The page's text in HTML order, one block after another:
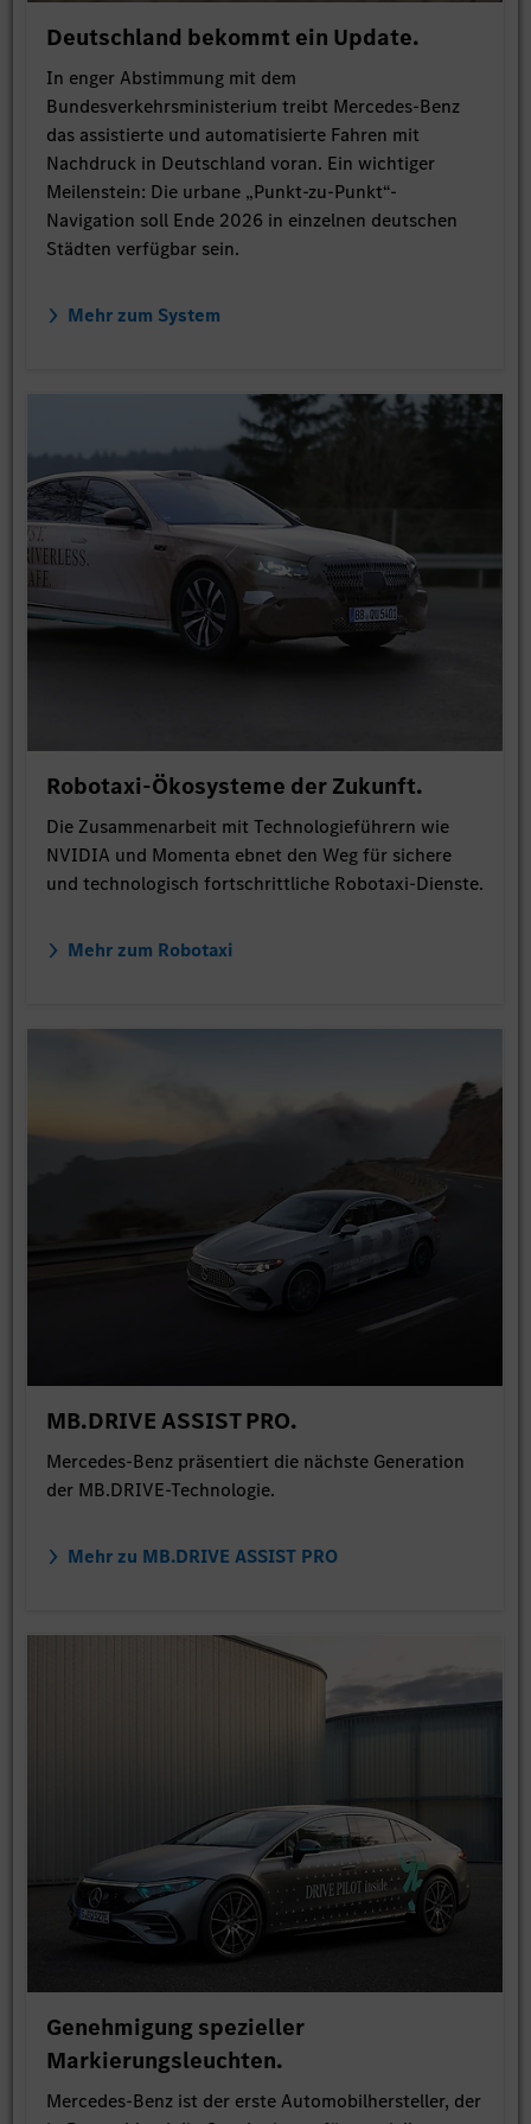
Deutschland bekommt ein Update.
In enger Abstimmung mit dem
Bundesverkehrsministerium treibt Mercedes-Benz
das assistierte und automatisierte Fahren mit
Nachdruck in Deutschland voran. Ein wichtiger
Meilenstein: Die urbane „Punkt-zu-Punkt“-
Navigation soll Ende 2026 in einzelnen deutschen
Städten verfügbar sein.
Mehr zum System
Robotaxi-Ökosysteme der Zukunft.
Die Zusammenarbeit mit Technologieführern wie
NVIDIA und Momenta ebnet den Weg für sichere
und technologisch fortschrittliche Robotaxi-Dienste.
Mehr zum Robotaxi
MB.DRIVE ASSIST PRO.
Mercedes-Benz präsentiert die nächste Generation
der MB.DRIVE-Technologie.
Mehr zu MB.DRIVE ASSIST PRO
Genehmigung spezieller
Markierungsleuchten.
Mercedes-Benz ist der erste Automobilhersteller, der